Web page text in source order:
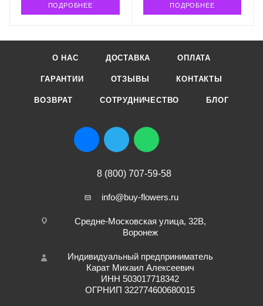
ПОДРОБНЕЕ ПОДРОБНЕЕ
О НАС ДОСТАВКА ОПЛАТА
ГАРАНТИИ ОТЗЫВЫ КОНТАКТЫ
ВОЗВРАТ СОТРУДНИЧЕСТВО БЛОГ
8 (800) 707-59-58
info@buy-flowers.ru
Средне-Московская улица, 32В,
Воронеж
Индивидуальный предприниматель
Карат Михаил Алексеевич
ИНН 503017718342
ОГРНИП 322774600680015